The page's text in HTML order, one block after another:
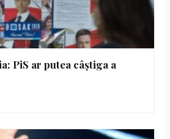
PiS ar putea câștiga a